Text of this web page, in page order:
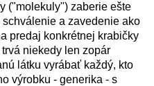
("molekuly") zaberie ešte
schvá lenie a zavedenie ako
predaj konkrétnej krabičky
á niekedy len zopár
ú átku vyrábať každý, kto
výrobku - generika - s